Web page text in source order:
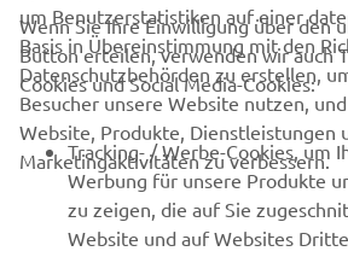
MEHR ERFAHREN
um Benutzerstatistiken auf einer
Basis in Übereinstimmung mit den
Datenschutzbehörden zu erstellen,
Besucher unsere Website nutzen,
Website, Produkte, Dienstleistungen
Marketingaktivitäten zu verbessern.
Wenn Sie Ihre Einwilligung über den
Button erteilen, verwenden wir auch
Cookies und Social Media-Cookies:
Tracking- / Werbe-Cookies, um
Werbung für unsere Produkte
zu zeigen, die auf Sie
Website und auf Websites